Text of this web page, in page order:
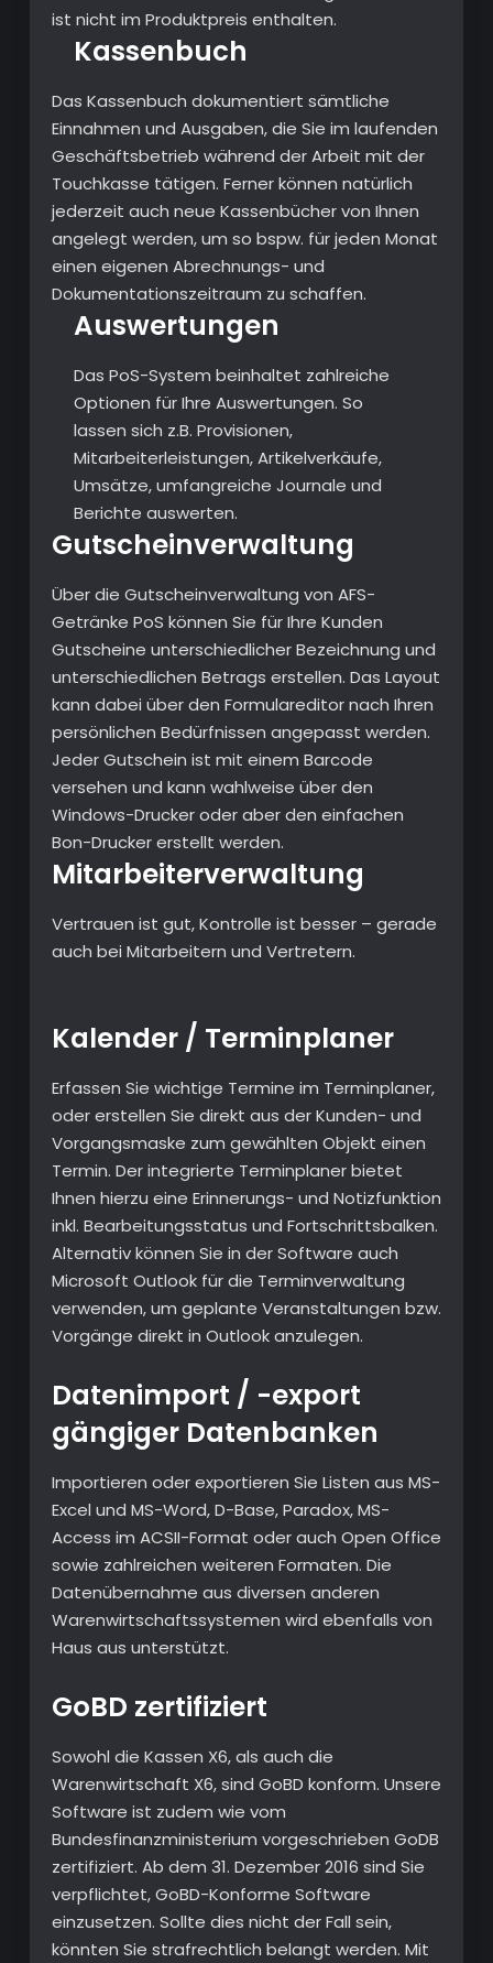
ist nicht im Produktpreis enthalten.
Kassenbuch
Das Kassenbuch dokumentiert sämtliche
Einnahmen und Ausgaben, die Sie im laufenden
Geschäftsbetrieb während der Arbeit mit der
Touchkasse tätigen. Ferner können natürlich
jederzeit auch neue Kassenbücher von Ihnen
angelegt werden, um so bspw. für jeden Monat
einen eigenen Abrechnungs- und
Dokumentationszeitraum zu schaffen.
Auswertungen
Das PoS-System beinhaltet zahlreiche
Optionen für Ihre Auswertungen. So
lassen sich z.B. Provisionen,
Mitarbeiterleistungen, Artikelverkäufe,
Umsätze, umfangreiche Journale und
Berichte auswerten.
Gutscheinverwaltung
Über die Gutscheinverwaltung von AFS-
Getränke PoS können Sie für Ihre Kunden
Gutscheine unterschiedlicher Bezeichnung und
unterschiedlichen Betrags erstellen. Das Layout
kann dabei über den Formulareditor nach Ihren
persönlichen Bedürfnissen angepasst werden.
Jeder Gutschein ist mit einem Barcode
versehen und kann wahlweise über den
Windows-Drucker oder aber den einfachen
Bon-Drucker erstellt werden.
Mitarbeiterverwaltung
Vertrauen ist gut, Kontrolle ist besser – gerade
auch bei Mitarbeitern und Vertretern.
Kalender / Terminplaner
Erfassen Sie wichtige Termine im Terminplaner,
oder erstellen Sie direkt aus der Kunden- und
Vorgangsmaske zum gewählten Objekt einen
Termin. Der integrierte Terminplaner bietet
Ihnen hierzu eine Erinnerungs- und Notizfunktion
inkl. Bearbeitungsstatus und Fortschrittsbalken.
Alternativ können Sie in der Software auch
Microsoft Outlook für die Terminverwaltung
verwenden, um geplante Veranstaltungen bzw.
Vorgänge direkt in Outlook anzulegen.
Datenimport / -export
gängiger Datenbanken
Importieren oder exportieren Sie Listen aus MS-
Excel und MS-Word, D-Base, Paradox, MS-
Access im ACSII-Format oder auch Open Office
sowie zahlreichen weiteren Formaten. Die
Datenübernahme aus diversen anderen
Warenwirtschaftssystemen wird ebenfalls von
Haus aus unterstützt.
GoBD zertifiziert
Sowohl die Kassen X6, als auch die
Warenwirtschaft X6, sind GoBD konform. Unsere
Software ist zudem wie vom
Bundesfinanzministerium vorgeschrieben GoDB
zertifiziert. Ab dem 31. Dezember 2016 sind Sie
verpflichtet, GoBD-Konforme Software
einzusetzen. Sollte dies nicht der Fall sein,
könnten Sie strafrechtlich belangt werden. Mit